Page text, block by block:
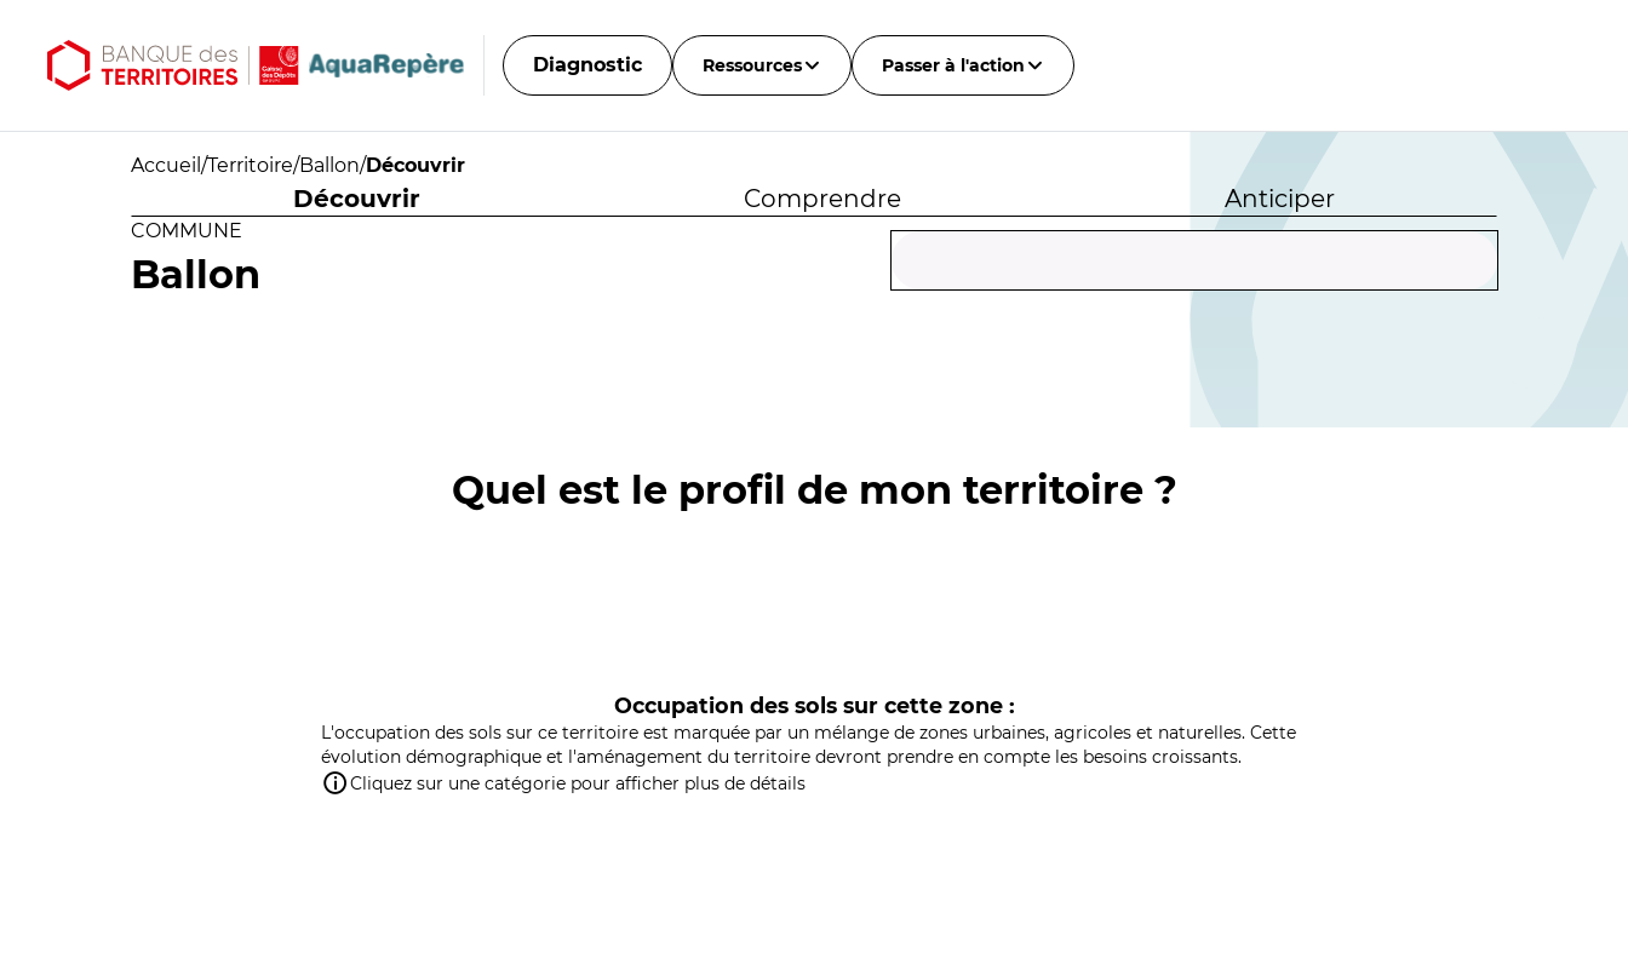
Diagnostic Ressources Passer à l'action
Accueil /Territoire/Ballon/Découvrir
Découvrir Comprendre Anticiper
COMMUNE
Ballon
Quel est le profil de mon territoire ?
Occupation des sols sur cette zone :
L'occupation des sols sur ce territoire est marquée par un mélange de zones urbaines, agricoles et naturelles. Cette
évolution démographique et l'aménagement du territoire devront prendre en compte les besoins croissants.
Cliquez sur une catégorie pour afficher plus de détails